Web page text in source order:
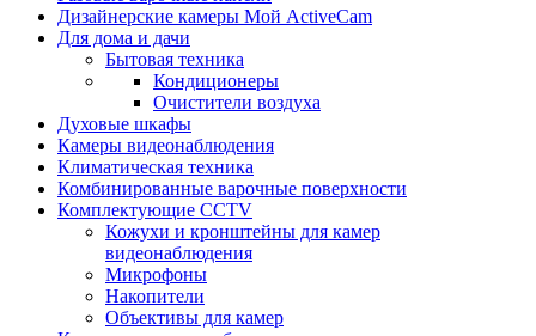
Дизайнерские камеры Мой ActiveCam
Для дома и дачи
Бытовая техника
Кондиционеры
Очистители воздуха
Духовые шкафы
Камеры видеонаблюдения
Климатическая техника
Комбинированные варочные поверхности
Комплектующие CCTV
Кожухи и кронштейны для камер
видеонаблюдения
Микрофоны
Накопители
Объективы для камер